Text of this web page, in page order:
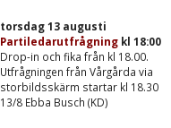
torsdag 13 augusti
Partiledarutfrågning kl 18:00
Drop-in och fika från kl 18.00.
Utfrågningen från Vårgårda via
storbildsskärm startar kl 18.30
13/8 Ebba Busch (KD)